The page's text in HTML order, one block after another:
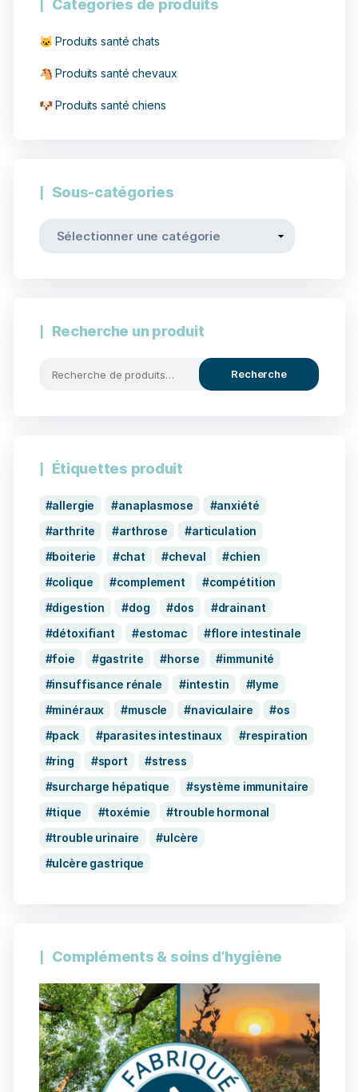
Catégories de produits
🐱 Produits santé chats
🐴 Produits santé chevaux
🐶 Produits santé chiens
Sous-catégories
Recherche un produit
Recherche
Étiquettes produit
allergie anaplasmose
anxiété
arthrite
arthrose
articulation
boiterie
chat cheval
chien
colique
complement
compétition
digestion
dog dos
drainant
détoxifiant
estomac
flore intestinale
foie
gastrite horse
immunité
insuffisance rénale
intestin
lyme
minéraux
muscle naviculaire
os
pack
parasites intestinaux
respiration
ring
sport
stress
surcharge hépatique
système immunitaire
tique
toxémie
trouble hormonal
trouble urinaire
ulcère
ulcère gastrique
Compléments & soins d’hygiène